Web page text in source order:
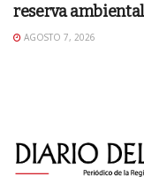
reserva
AGOSTO 7, 2026